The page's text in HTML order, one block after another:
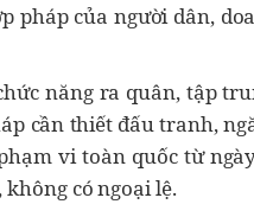
pháp của người dân,
năng ra quân, tập
cần thiết đấu tranh,
vi toàn quốc từ
có ngoại lệ.